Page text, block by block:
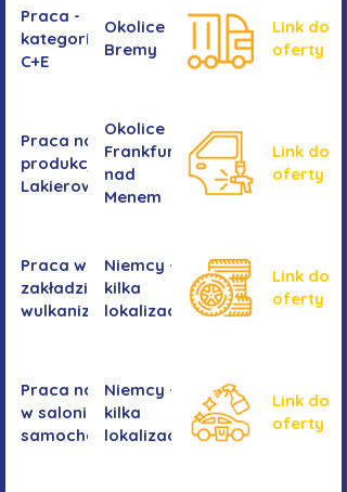
Praca -
kategoria
C+E
Okolice
Bremy
Link do
oferty
Praca na
produkcji -
Lakierowanie
Okolice
Frankfurtu
nad
Menem
Link do
oferty
Praca w
zakładzie
wulkanizacyjnym
Niemcy -
kilka
lokalizacji
Link do
oferty
Praca na myjni
w salonie
samochodowym
Niemcy -
kilka
lokalizacji
Link do
oferty